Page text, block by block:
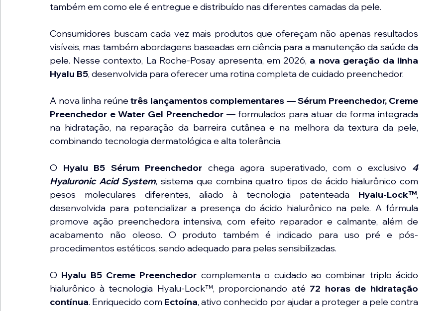
também em como ele é entregue e distribuído nas diferentes camadas da pele.
Consumidores buscam cada vez mais produtos que ofereçam não apenas resultados
visíveis, mas também abordagens baseadas em ciência para a manutenção da saúde da
pele. Nesse contexto, La Roche-Posay apresenta, em 2026, a nova geração da linha
Hyalu B5, desenvolvida para oferecer uma rotina completa de cuidado preenchedor.
A nova linha reúne três lançamentos complementares — Sérum Preenchedor, Creme
Preenchedor e Water Gel Preenchedor — formulados para atuar de forma integrada
na hidratação, na reparação da barreira cutânea e na melhora da textura da pele,
combinando tecnologia dermatológica e alta tolerância.
O Hyalu B5 Sérum Preenchedor chega agora superativado, com o exclusivo 4
Hyaluronic Acid System, sistema que combina quatro tipos de ácido hialurônico com
pesos moleculares diferentes, aliado à tecnologia patenteada Hyalu-Lock™,
desenvolvida para potencializar a presença do ácido hialurônico na pele. A fórmula
promove ação preenchedora intensiva, com efeito reparador e calmante, além de
acabamento não oleoso. O produto também é indicado para uso pré e pós-
procedimentos estéticos, sendo adequado para peles sensibilizadas.
O Hyalu B5 Creme Preenchedor complementa o cuidado ao combinar triplo ácido
hialurônico à tecnologia Hyalu-Lock™, proporcionando até 72 horas de hidratação
contínua. Enriquecido com Ectoína, ativo conhecido por ajudar a proteger a pele contra